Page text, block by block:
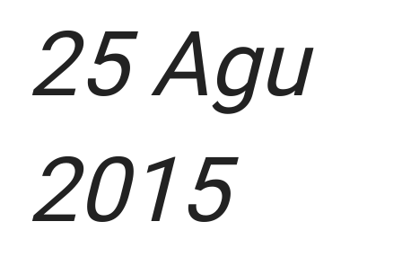
25 Agu
2015